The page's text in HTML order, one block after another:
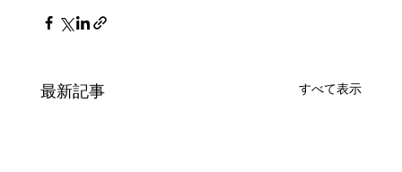
最新記事 すべて表示